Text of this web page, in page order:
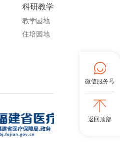
科研教学
教学园地
住培园地
微信服务号
返回顶部